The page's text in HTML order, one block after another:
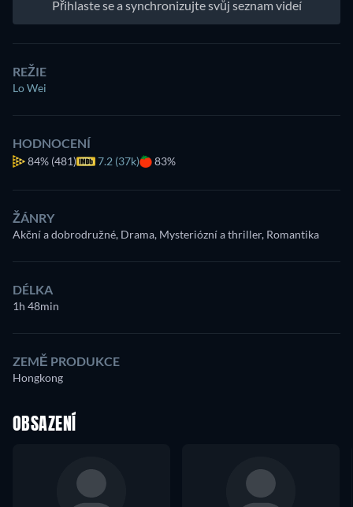
Přihlaste se a synchronizujte svůj seznam videí
REŽIE
Lo Wei
HODNOCENÍ
84% (481) 7.2 (37k) 83%
ŽÁNRY
Akční a dobrodružné, Drama, Mysteriózní a thriller, Romantika
DÉLKA
1h 48min
ZEMĚ PRODUKCE
Hongkong
OBSAZENÍ